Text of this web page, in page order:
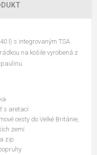
l) s integrovaným TSA
na košile vyrobená z
s aretací
cesty do Velké Británie,
zemí
zip